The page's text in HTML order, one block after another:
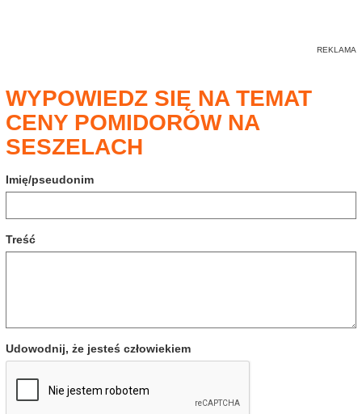
WYPOWIEDZ SIĘ NA TEMAT
CENY POMIDORÓW NA
SESZELACH
Imię/pseudonim
Treść
Udowodnij, że jesteś człowiekiem